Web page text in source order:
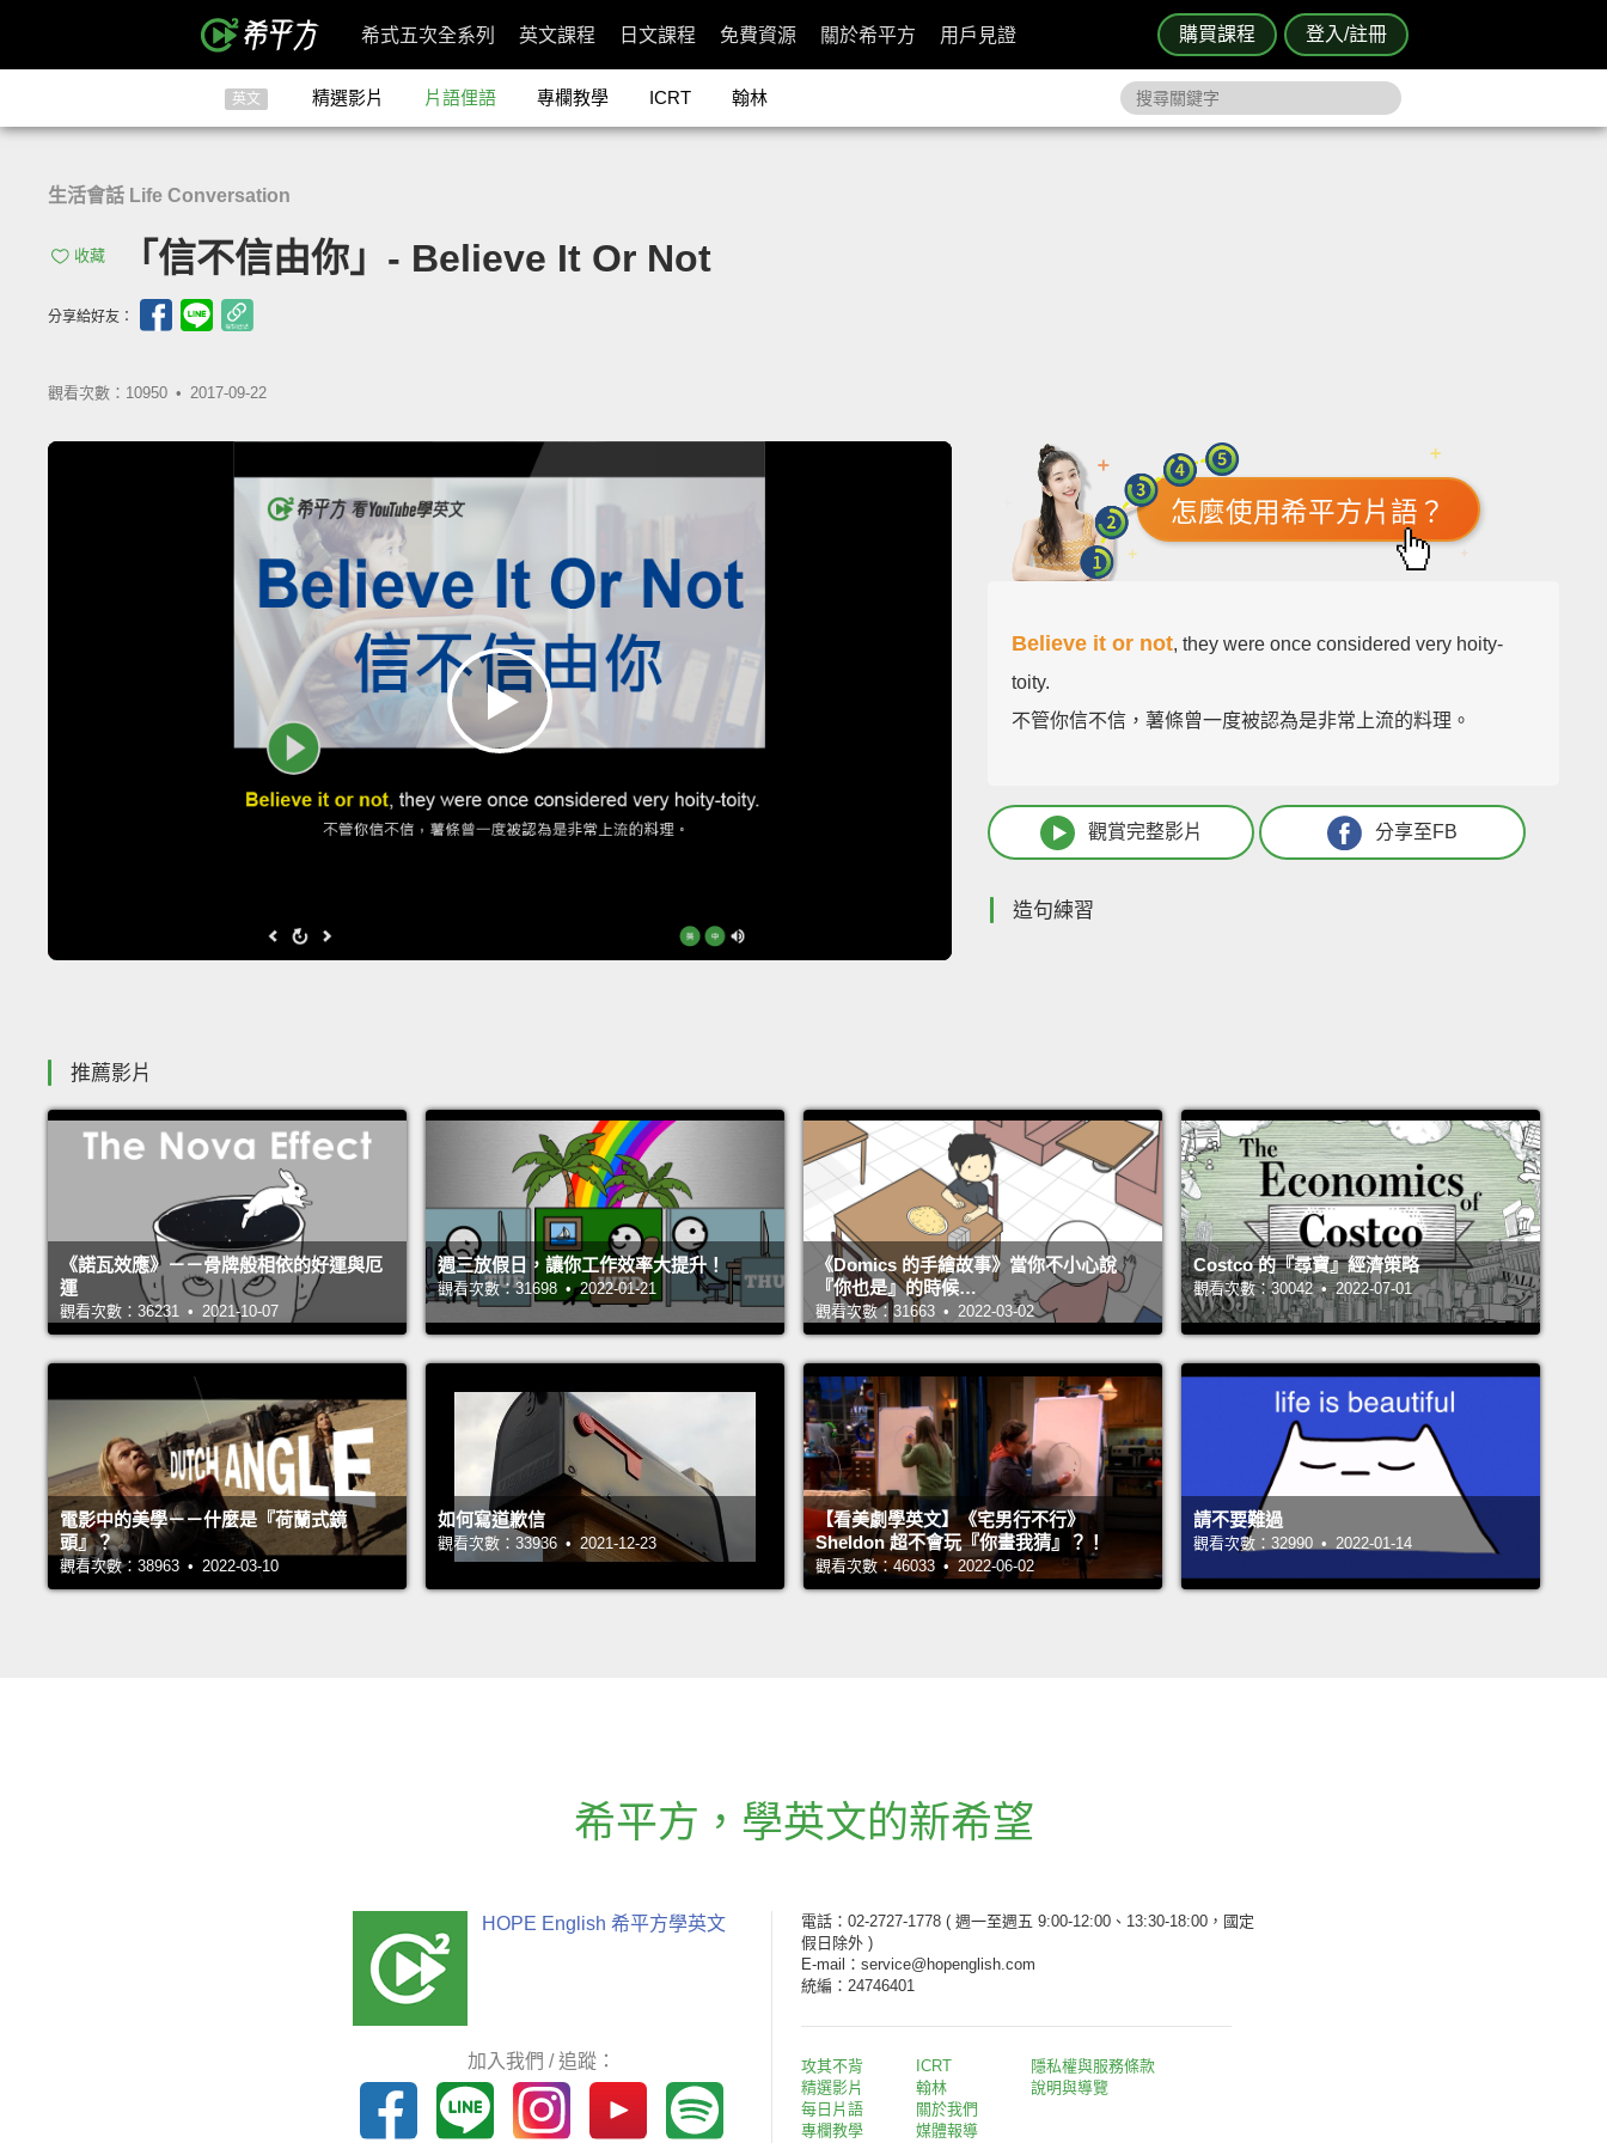
購買課程 登入/註冊
希式五次全系列 英文課程 日文課程 免費資源 關於希平方 用戶見證
英文 精選影片 片語俚語 專欄教學 ICRT 翰林
生活會話 Life Conversation
收藏 「信不信由你」- Believe It Or Not
分享給好友：
觀看次數：10950 • 2017-09-22
怎麼使用希平方片語？
Believe it or not, they were once considered very hoity-
toity.
不管你信不信，薯條曾一度被認為是非常上流的料理。
觀賞完整影片 分享至FB
造句練習
推薦影片
《諾瓦效應》－－骨牌般相依的好運與厄
運
觀看次數：36231 • 2021-10-07
週三放假日，讓你工作效率大提升！
觀看次數：31698 • 2022-01-21
《Domics 的手繪故事》當你不小心說
『你也是』的時候…
觀看次數：31663 • 2022-03-02
Costco 的『尋寶』經濟策略
觀看次數：30042 • 2022-07-01
電影中的美學－－什麼是『荷蘭式鏡
頭』？
觀看次數：38963 • 2022-03-10
如何寫道歉信
觀看次數：33936 • 2021-12-23
【看美劇學英文】《宅男行不行》
Sheldon 超不會玩『你畫我猜』？！
觀看次數：46033 • 2022-06-02
請不要難過
觀看次數：32990 • 2022-01-14
希平方 ， 學英文的新希望
HOPE English 希平方學英文
加入我們 / 追蹤：
電話：02-2727-1778 ( 週一至週五 9:00-12:00、13:30-18:00，國定
假日除外 )
E-mail：service@hopenglish.com
統編：24746401
攻其不背
精選影片
每日片語
專欄教學
ICRT
翰林
關於我們
媒體報導
隱私權與服務條款
說明與導覽